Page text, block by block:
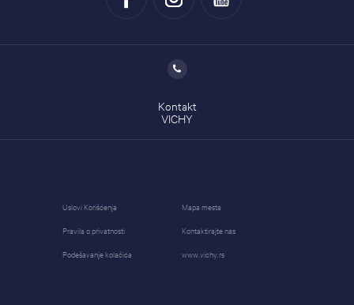
Kontakt
VICHY
Uslovi Korišćenja
Pravila o privatnosti
Podešavanje kolačića
Mapa mesta
Kontaktirajte nas
www.vichy.rs